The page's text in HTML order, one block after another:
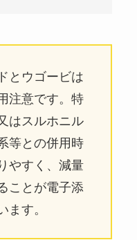
とウゴービは
注意です。特
はスルホニル
等との併用時
やすく、減量
ことが電子添
す。